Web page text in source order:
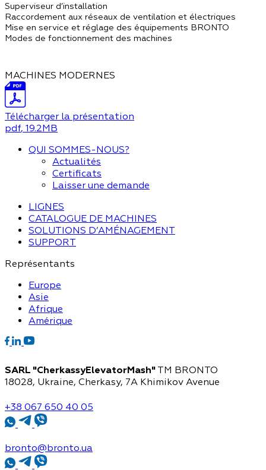
Superviseur d’installation
Raccordement aux réseaux de ventilation et électriques
Mise en service et réglage des équipements BRONTO
Modes de fonctionnement des machines
MACHINES MODERNES
Télécharger la présentation
pdf, 19.2MB
QUI SOMMES-NOUS?
Actualités
Certificats
Laisser une demande
LIGNES
CATALOGUE DE MACHINES
SOLUTIONS D’AMÉNAGEMENT
SUPPORT
Représentants
Europe
Asie
Afrique
Amérique
SARL "CherkassyElevatorMash" TM BRONTO
18028, Ukraine, Cherkasy, 7A Khimikov Avenue
+38 067 650 40 05
bronto@bronto.ua